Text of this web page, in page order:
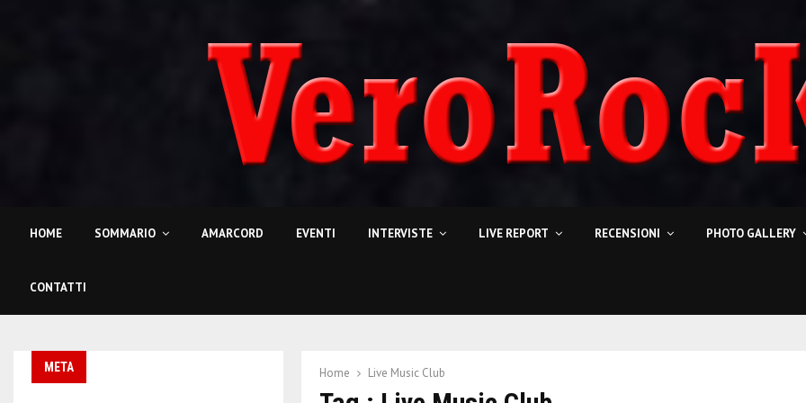
HOME SOMMARIO AMARCORD EVENTI INTERVISTE LIVE REPORT RECENSIONI PHOTO GALLERY
CONTATTI
Home Live Music Club
META